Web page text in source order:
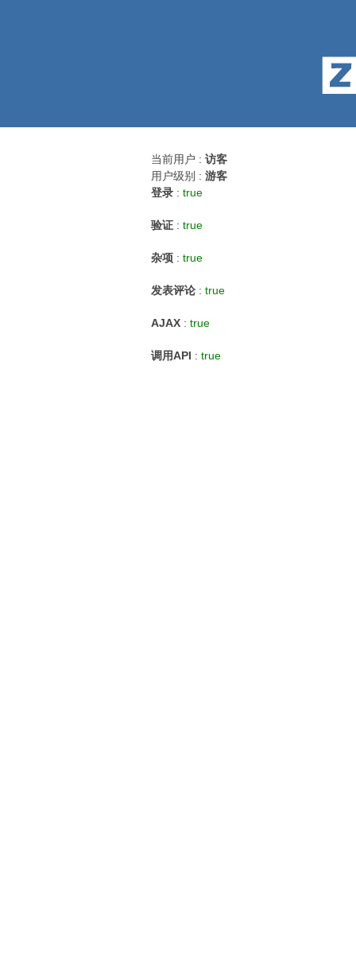
当前用户 : 访客
用户级别 : 游客
登录 : true
验证 : true
杂项 : true
发表评论 : true
AJAX : true
调用API : true